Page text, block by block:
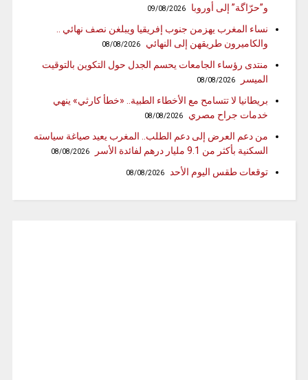
و”حرّاگة” إلى أوروبا
09/08/2026
نساء المغرب يهزمن جنوب إفريقيا ويبلغن نصف نهائي ..
والكاميرون طريقهن إلى النهائي
08/08/2026
منتدى رؤساء الجامعات يحسم الجدل حول التكوين بالتوقيت
الميسر
08/08/2026
بريطانيا لا تتسامح مع الأخطاء الطبية.. «خطأ كارثي» ينهي
خدمات جراح مصري
08/08/2026
من دعم العرض إلى دعم الطلب.. المغرب يعيد صياغة سياسته
السكنية بأكثر من 9.1 مليار درهم لفائدة الأسر
08/08/2026
توقعات طقس اليوم الأحد 08/08/2026